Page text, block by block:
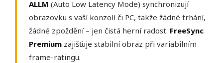
ALLM (Auto Low Latency Mode) synchronizují
obrazovku s vaší konzolí či PC, takže žádné trhání,
žádné zpoždění – jen čistá herní radost. FreeSync
Premium zajišťuje stabilní obraz při variabilním
frame-ratingu.